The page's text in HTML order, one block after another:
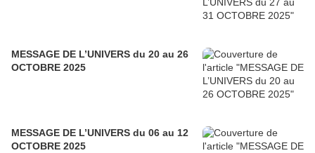
MESSAGE DE L’UNIVERS du 20 au 26
OCTOBRE 2025
MESSAGE DE L’UNIVERS du 06 au 12
OCTOBRE 2025